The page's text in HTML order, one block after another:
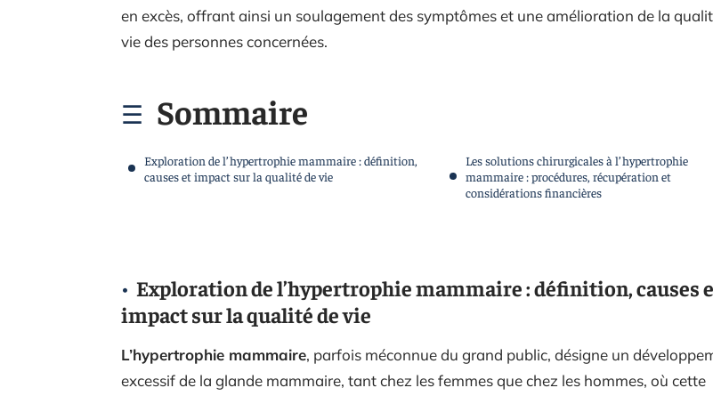
en excès, offrant ainsi un soulagement des symptômes et une amélioration de la
vie des personnes concernées.
Sommaire
Exploration de l’hypertrophie mammaire : définition,
causes et impact sur la qualité de vie
Les solutions chirurgicales à l’hypertrophie
mammaire : procédures, récupération et
considérations financières
Exploration de l’hypertrophie mammaire : définition, causes
impact sur la qualité de vie
L’hypertrophie mammaire, parfois méconnue du grand public, désigne un
excessif de la glande mammaire, tant chez les femmes que chez les hommes, où cette